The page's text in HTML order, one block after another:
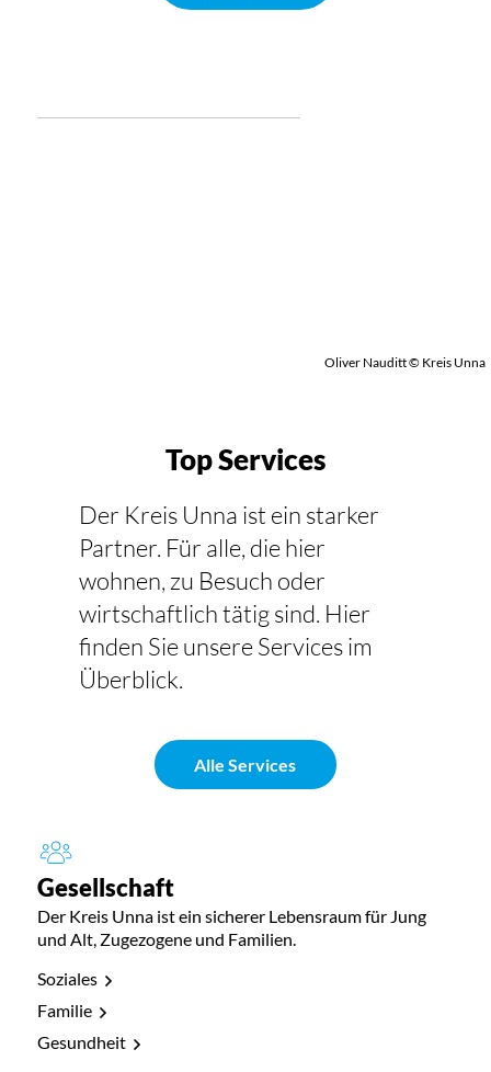
Oliver Nauditt © Kreis Unna
Top Services
Der Kreis Unna ist ein starker
Partner. Für alle, die hier
wohnen, zu Besuch oder
wirtschaftlich tätig sind. Hier
finden Sie unsere Services im
Überblick.
Alle Services
Gesellschaft
Der Kreis Unna ist ein sicherer Lebensraum für Jung
und Alt, Zugezogene und Familien.
Soziales
Familie
Gesundheit